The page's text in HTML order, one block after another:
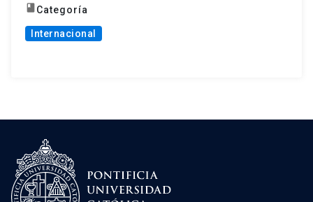
book Categoría
Internacional